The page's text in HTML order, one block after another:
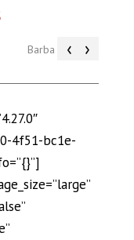
‹
Barba Piel
›
4f51-bc1e-